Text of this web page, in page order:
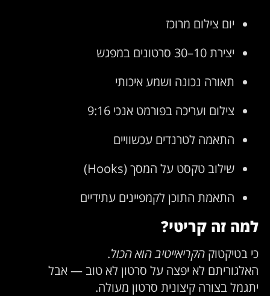
יום צילום מרוכז
יצירת 10–30 סרטונים במפגש
תאורה נכונה ושמע איכותי
צילום ועריכה בפורמט אנכי 9:16
התאמה לטרנדים עכשוויים
שילוב טקסט על המסך (Hooks)
התאמת התוכן לקמפיינים עתידיים
למה זה קריטי?
כי בטיקטוק הקריאייטיב הוא הכול.
האלגוריתם לא יפצה על סרטון לא טוב — אבל
יתגמל בצורה קיצונית סרטון מעולה.